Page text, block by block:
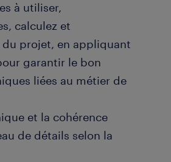
à utiliser,
calculez et
projet, en appliquant
garantir le bon
liées au métier de
et la cohérence
de détails selon la